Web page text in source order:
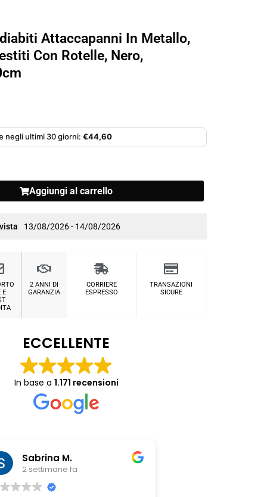
Attaccapanni In Metallo,
Con Rotelle, Nero,
negli ultimi 30 giorni: €44,60
Aggiungi al carrello
13/08/2026 - 14/08/2026
E
2 ANNI DI
GARANZIA
CORRIERE
ESPRESSO
TRANSAZIONI
SICURE
ECCELLENTE
In base a 1.171 recensioni
Sabrina M.
2 settimane fa